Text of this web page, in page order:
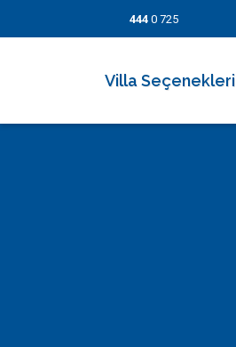
444 0 725
Villa Seçenekleri